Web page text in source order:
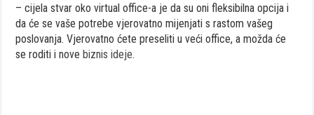
– cijela stvar oko virtual office-a je da su oni fleksibilna opcija i
da će se vaše potrebe vjerovatno mijenjati s rastom vašeg
poslovanja. Vjerovatno ćete preseliti u veći office, a možda će
se roditi i novebiznis ideje.